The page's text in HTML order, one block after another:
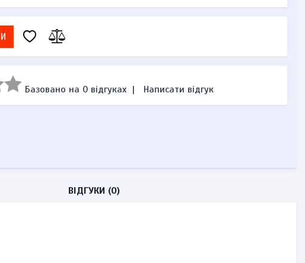
Базовано на 0 відгуках | Написати відгук
ВІДГУКИ (0)